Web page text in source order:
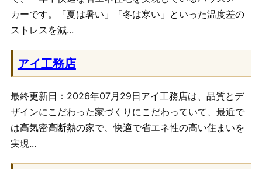
カーです。「夏は暑い」「冬は寒い」といった温度差の
ストレスを減...
アイ工務店
最終更新日：2026年07月29日アイ工務店は、品質とデ
ザインにこだわった家づくりにこだわっていて、最近で
は高気密高断熱の家で、快適で省エネ性の高い住まいを
実現...